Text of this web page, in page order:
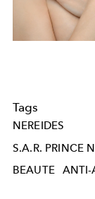
Tags
NEREIDES
S.A.R. PRINCE
BEAUTE
ANTI-